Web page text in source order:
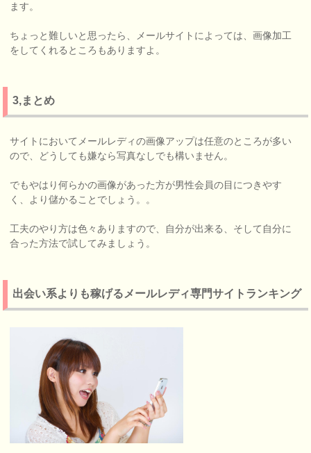
ます。
ちょっと難しいと思ったら、メールサイトによっては、画像加工
をしてくれるところもありますよ。
3,まとめ
サイトにおいてメールレディの画像アップは任意のところが多い
ので、どうしても嫌なら写真なしでも構いません。
でもやはり何らかの画像があった方が男性会員の目につきやす
く、より儲かることでしょう。。
工夫のやり方は色々ありますので、自分が出来る、そして自分に
合った方法で試してみましょう。
出会い系よりも稼げるメールレディ専門サイトランキング